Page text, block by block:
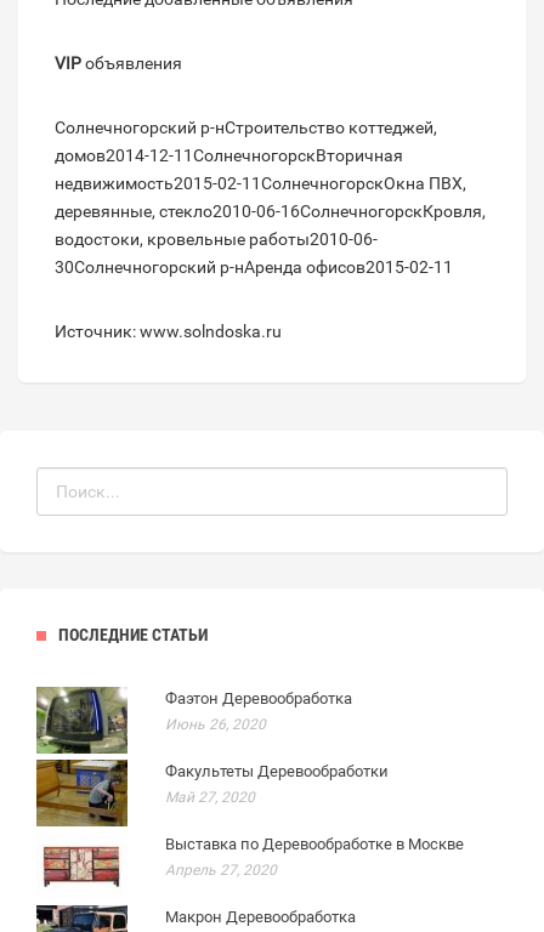
VIPобъявления
Солнечногорский р-нСтроительство коттеджей,
домов2014-12-11СолнечногорскВторичная
недвижимость2015-02-11СолнечногорскОкна ПВХ,
деревянные, стекло2010-06-16СолнечногорскКровля,
водостоки, кровельные работы2010-06-
30Солнечногорский р-нАренда офисов2015-02-11
Источник: www.solndoska.ru
ПОСЛЕДНИЕ СТАТЬИ
Фаэтон Деревообработка
Июнь 26, 2020
Факультеты Деревообработки
Май 27, 2020
Выставка по Деревообработке в Москве
Апрель 27, 2020
Макрон Деревообработка